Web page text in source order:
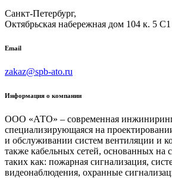
Санкт-Петербург,
Октябрьская набережная дом 104 к. 5
Email
zakaz@spb-ato.ru
Информация о компании
ООО «АТО» – современная
специализирующаяся на
и обслуживании систем вентиляции и
также кабельных сетей, основанных на
таких как: пожарная сигнализация,
видеонаблюдения, охранные